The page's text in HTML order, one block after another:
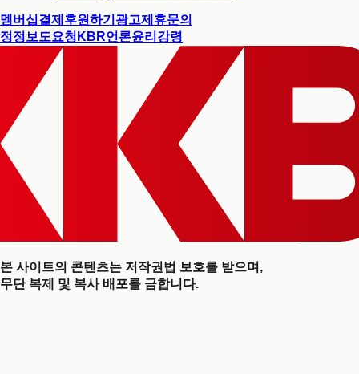
멤버십결제 후원하기 광고제휴문의
정정보도요청 KBR언론윤리강령
본 사이트의 콘텐츠는 저작권법 보호를 받으며,
무단 복제 및 복사 배포를 금합니다.